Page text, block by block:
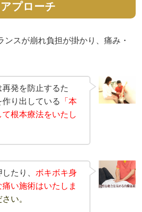
プローチ
ンスが崩れ負担が掛かり、痛み・
発を防止するた
り出している
「本
根本療法をいたし
したり、ボキボキ身
い施術はいたしま
い。